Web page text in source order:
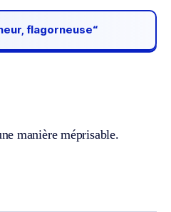
flagorneuse“
manière méprisable.